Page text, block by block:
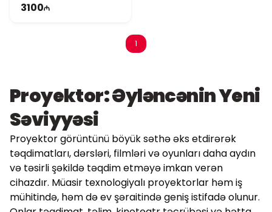
3100
1
Proyektor: Əyləncənin Yeni
Səviyyəsi
Proyektor görüntünü böyük səthə əks etdirərək
təqdimatları, dərsləri, filmləri və oyunları daha aydın
və təsirli şəkildə təqdim etməyə imkan verən
cihazdır. Müasir texnologiyalı proyektorlar həm iş
mühitində, həm də ev şəraitində geniş istifadə olunur.